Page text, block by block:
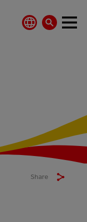
Share